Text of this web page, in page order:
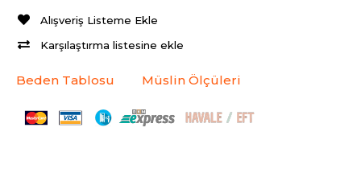
Alışveriş Listeme Ekle
Karşılaştırma listesine ekle
Beden Tablosu Müslin Ölçüleri